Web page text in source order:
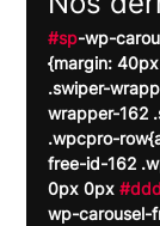
#sp-wp-
{margin:
.swiper-
wrapper-162
.wpcpro-
free-id-162
0px 0px
wp-carousel-